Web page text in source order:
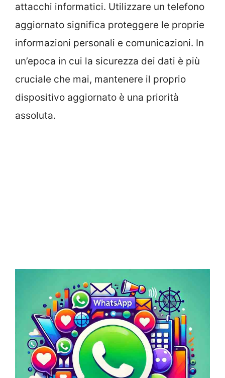
attacchi informatici. Utilizzare un telefono
aggiornato significa proteggere le proprie
informazioni personali e comunicazioni. In
un’epoca in cui la sicurezza dei dati è più
cruciale che mai, mantenere il proprio
dispositivo aggiornato è una priorità
assoluta.